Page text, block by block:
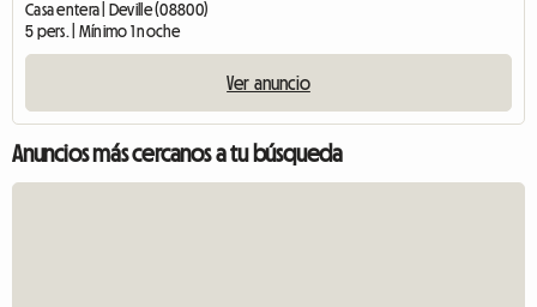
Casa entera | Deville (08800)
5 pers. | Mínimo 1 noche
Ver anuncio
Anuncios más cercanos a tu búsqueda